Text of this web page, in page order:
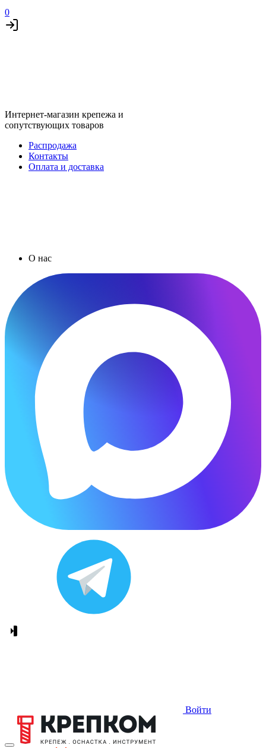
0
Интернет-магазин крепежа и
сопутствующих товаров
Распродажа
Контакты
Оплата и доставка
О нас
Войти